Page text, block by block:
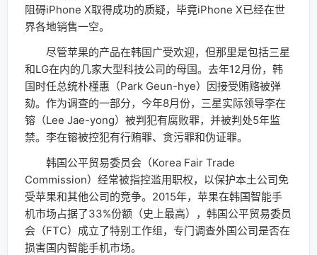
阻碍iPhone X取得成功的质疑，毕竟iPhone X已经在世
界各地销售一空。
尽管苹果的产品在韩国广受欢迎，但那里是包括三星
和LG在内的几家大型科技公司的母国。去年12月份，韩
国时任总统朴槿惠（Park Geun-hye）因接受贿赂被弹
劾。作为调查的一部分，今年8月份，三星实际领导李在
镕（Lee Jae-yong）被判犯有腐败罪，并被判处5年监
禁。李在镕被控犯有行贿罪、贪污罪和伪证罪。
韩国公平贸易委员会（Korea Fair Trade
Commission）经常被指控滥用职权，以保护本土公司免
受苹果和其他公司的竞争。2015年，苹果在韩国智能手
机市场占据了33%份额（史上最高），韩国公平贸易委员
会（FTC）成立了特别工作组，专门调查外国公司是否在
损害国内智能手机市场。